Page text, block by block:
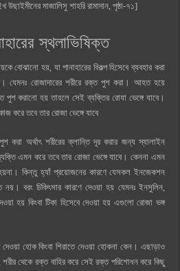
উছাইমীনের মাজালিসু শাহরি রামাদান, পৃষ্ঠা-৭১]
স্থলাভিষিক্ত
বোঝানো হয়, যা পানাহারের বিকল্প হিসেবে ব্যবহার করা
যেমনঃ রোজাদারের শরীরে রক্ত পুশ করা। আহত হয়ে
পুশ করানো হয় তাহলে সেই ব্যক্তির রোযা ভেঙ্গে যাবে।
করে তবে তার রোজা ভেঙ্গে যাবে
করা অর্থাৎ শরীরের ক্লান্তি দূর করার জন্য স্যালাইন
এমন করে তবে তার রোজা ভেঙ্গে যাবে। কেননা এমন
কিন্তু হ্যাঁ প্রয়োজনের কারণে যেসকল ইনজেকশন
নয়। বরং চিকিৎসার কারণে দেওয়া হয় যেমনঃ ইনসুলিন,
হয় কিংবা টিকা হিসেবে দেওয়া হয় এগুলো রোজা ভঙ্গ
হোক কিংবা শিরাতে দেওয়া হোকনা কেন। এছাড়াও
শরীর থেকে রক্ত বাহির করে সেই রক্ত পরিশোধন করে কিছু